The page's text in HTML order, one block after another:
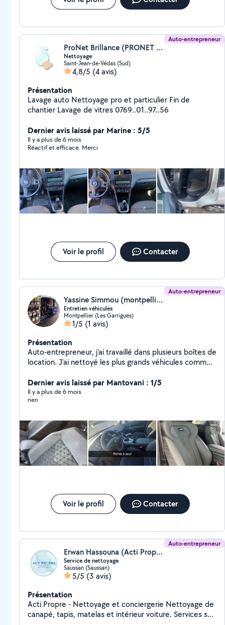
la vase. Je recommande sans hésiter et je recontacterai Fanny.
Auto-entrepreneur
ProNet Brillance (PRONET BRILLANCE)
Nettoyage
Saint-Jean-de-Védas (Sud)
4,8/5 (4 avis)
Présentation
Lavage auto Nettoyage pro et particulier Fin de
chantier Lavage de vitres 0769..01..97..56
Dernier avis laissé par Marine : 5/5
Il y a plus de 6 mois
Réactif et efficace. Merci
Voir le profil Contacter
Auto-entrepreneur
Yassine Simmou (montpellier _Nettoyage)
Entretien véhicules
Montpellier (Les Garrigues)
1/5 (1 avis)
Présentation
Auto-entrepreneur, j'ai travaillé dans plusieurs boîtes de
location. J'ai nettoyé les plus grands véhicules comme
et de grosse qualité pour un nettoyage parfait. Tentez
votre chance et contactez-moi
Dernier avis laissé par Mantovani : 1/5
Il y a plus de 6 mois
rien
Voir le profil Contacter
Auto-entrepreneur
Erwan Hassouna (Acti Propre)
Service de nettoyage
Saussan (Saussan)
5/5 (3 avis)
Présentation
Acti Propre - Nettoyage et conciergerie Nettoyage de
canapé, tapis, matelas et intérieur voiture. Services sur